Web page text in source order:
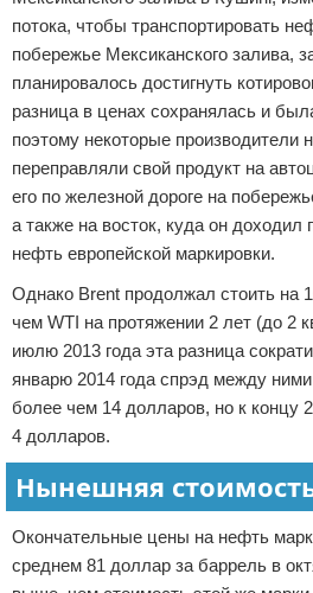
потока, чтобы транспортировать
побережье Мексиканского залива,
планировалось достигнуть
разница в ценах сохранялась и
поэтому некоторые производители
переправляли свой продукт на
его по железной дороге на
а также на восток, куда он доходил
нефть европейской маркировки.
Однако Brent продолжал стоить на
чем WTI на протяжении 2 лет (до 2
июлю 2013 года эта разница
январю 2014 года спрэд между
более чем 14 долларов, но к концу
4 долларов.
Нынешняя
Окончательные цены на нефть
среднем 81 доллар за баррель в